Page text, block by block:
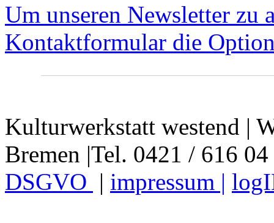
Um unseren Newsletter zu
Kontaktformular die
Kulturwerkstatt westend |
Bremen |Tel. 0421 / 616
DSGVO | impressum |